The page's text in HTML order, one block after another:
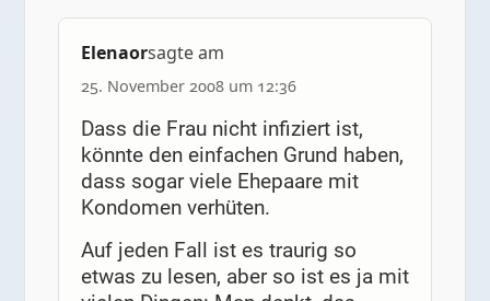
Elenaorsagte am
25. November 2008 um 12:36
Dass die Frau nicht infiziert ist,
könnte den einfachen Grund haben,
dass sogar viele Ehepaare mit
Kondomen verhüten.
Auf jeden Fall ist es traurig so
etwas zu lesen, aber so ist es ja mit